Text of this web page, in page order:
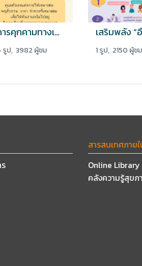
การคุกคามทางเพศในโลกออนไลน์ หรือ Online Sexual Harassment
รูป, 3982 ผู้ชม 1 รูป, 2150 ผู้ชม
สารสนเทศภาย
Online
คลังความรู้สุข